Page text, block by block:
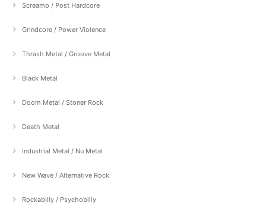
Screamo / Post Hardcore
Grindcore / Power Violence
Thrash Metal / Groove Metal
Black Metal
Doom Metal / Stoner Rock
Death Metal
Industrial Metal / Nu Metal
New Wave / Alternative Rock
Rockabilly / Psychobilly